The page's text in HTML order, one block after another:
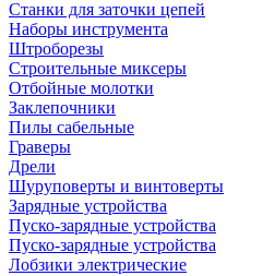
Станки для заточки цепей
Наборы инструмента
Штроборезы
Строительные миксеры
Отбойные молотки
Заклепочники
Пилы сабельные
Граверы
Дрели
Шуруповерты и винтоверты
Зарядные устройства
Пуско-зарядные устройства
Пуско-зарядные устройства
Лобзики электрические